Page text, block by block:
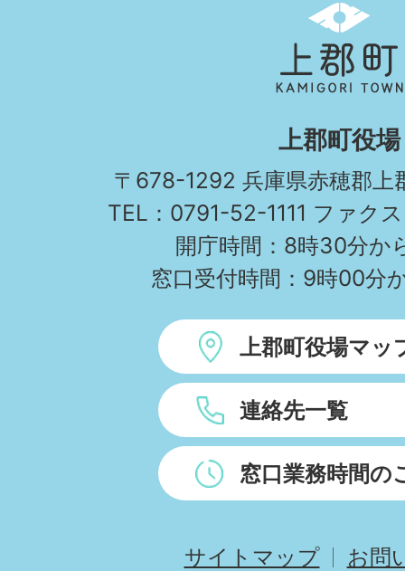
郡
町
KAMIGORI
TOWN
上郡町役場
〒678-1292 兵庫県赤穂郡上
TEL：0791-52-1111 ファク
開庁時間：8時30分か
窓口受付時間：9時00分
上郡町役場マッ
連絡先一覧
窓口業務時間の
サイトマップ
お問